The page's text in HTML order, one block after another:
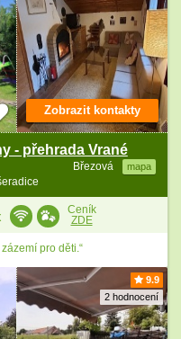
- přehrada Vrané
Březová mapa
Zobrazit kontakty
Ceník
ZDE
pro děti.“
9.9
2 hodnocení